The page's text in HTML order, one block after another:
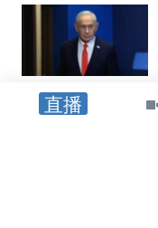
直播